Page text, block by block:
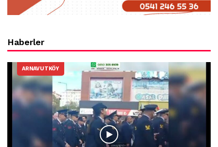
Haberler
ARNAVUTKÖY